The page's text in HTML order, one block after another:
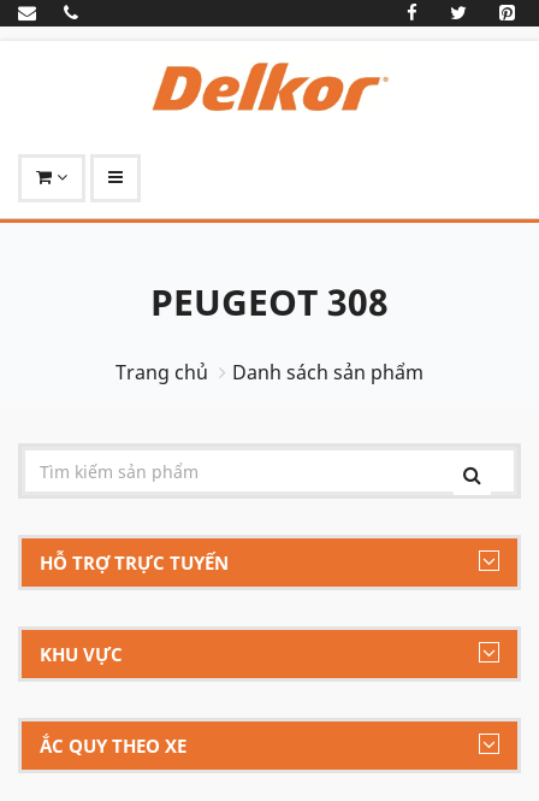
PEUGEOT 308
Trang chủ Danh sách sản phẩm
HỖ TRỢ TRỰC TUYẾN
KHU VỰC
ẮC QUY THEO XE